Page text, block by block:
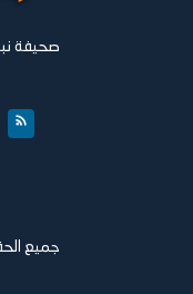
صحيفة نبأ
جميع